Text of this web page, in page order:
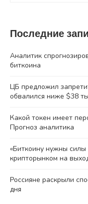
Последние
Аналитик
биткоина
ЦБ предложил
обвалился ниже $38
Какой токен имеет
Прогноз аналитика
«Биткоину нужны силы
крипторынком на
Россияне раскрыли
дня